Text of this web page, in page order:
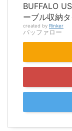
BUFFALO
ーブル収納
created by Rinker
バッファロー